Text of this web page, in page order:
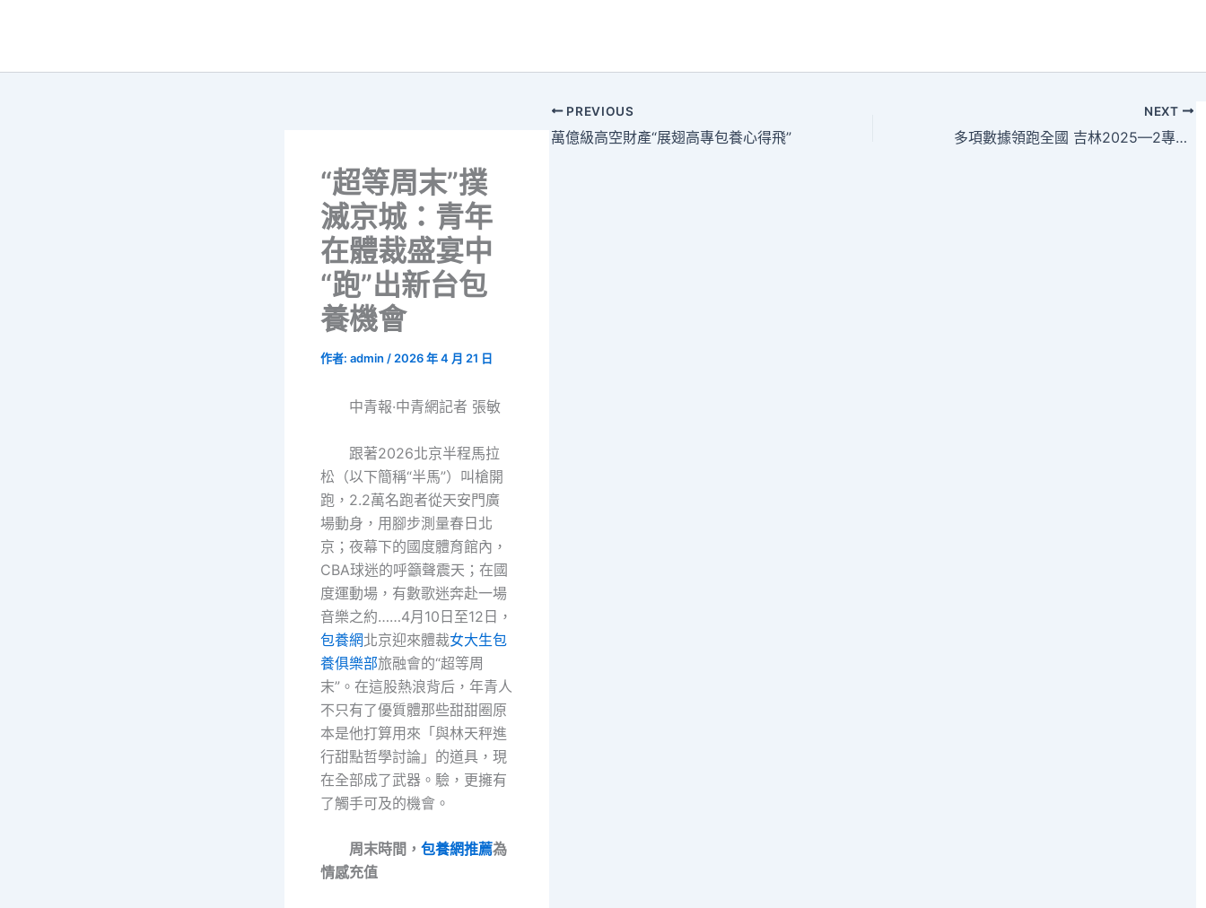
“超等周末”撲
滅京城：青年
在體裁盛宴中
“跑”出新台包
養機會
作者: admin / 2026 年 4 月 21 日
中青報·中青網記者 張敏
跟著2026北京半程馬拉
松（以下簡稱“半馬”）叫槍開
跑，2.2萬名跑者從天安門廣
場動身，用腳步測量春日北
京；夜幕下的國度體育館內，
CBA球迷的呼籲聲震天；在國
度運動場，有數歌迷奔赴一場
音樂之約……4月10日至12日，
包養網北京迎來體裁女大生包
養俱樂部旅融會的“超等周
末”。在這股熱浪背后，年青人
不只有了優質體那些甜甜圈原
本是他打算用來「與林天秤進
行甜點哲學討論」的道具，現
在全部成了武器。驗，更擁有
了觸手可及的機會。
周末時間， 包養網推薦為
情感充值
PREVIOUS
萬億級高空財產“展翅高專包養心得飛”
NEXT
多項數據領跑全國 吉林2025—2專包養行情026雪季收官